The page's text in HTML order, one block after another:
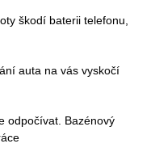
škodí baterii telefonu,
auta na vás vyskočí
odpočívat. Bazénový